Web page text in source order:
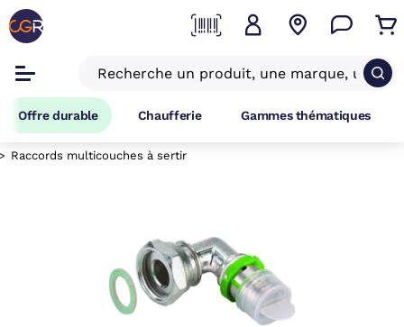
Offre durable Chaufferie Gammes thématiques
Raccords multicouches à sertir